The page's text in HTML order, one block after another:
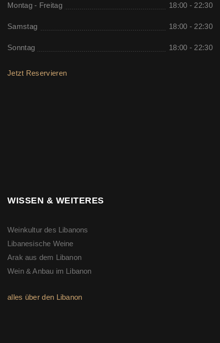
Montag - Freitag 18:00 - 22:30
Samstag 18:00 - 22:30
Sonntag 18:00 - 22:30
Jetzt Reservieren
WISSEN & WEITERES
Weinkultur des Libanons
Libanesische Weine
Arak aus dem Libanon
Wein & Anbau im Libanon
alles über den Libanon